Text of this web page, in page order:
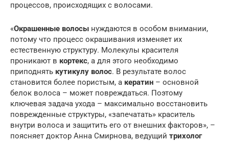
процессов, происходящих с волосами.
«Окрашенные волосы нуждаются в особом внимании,
потому что процесс окрашивания изменяет их
естественную структуру. Молекулы красителя
проникают в кортекс, а для этого необходимо
приподнять кутикулу волос. В результате волос
становится более пористым, а кератин – основной
белок волоса – может повреждаться. Поэтому
ключевая задача ухода – максимально восстановить
поврежденные структуры, «запечатать» краситель
внутри волоса и защитить его от внешних факторов», –
поясняет доктор Анна Смирнова, ведущий трихолог